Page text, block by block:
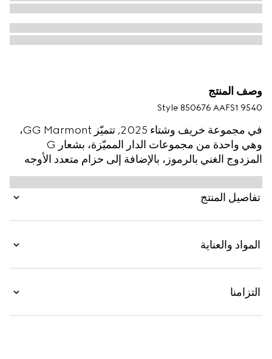
وصف المنتج
Style ‎850676 AAFS1 9540
في مجموعة خريف وشتاء 2025, تتميّز GG Marmont،
وهي واحدة من مجموعات الدار المميّزة، بشعار G
المزدوج الغني بالرموز، بالإضافة إلى حزام متعدد الأوجه
على شكل سلسلة وتصميم هيكلي ليّن. صُنع هذا التصميم
من جلد مبطن ناعم وخفيف الوزن بتصميم شيفرون ويأتي
مع قطعة معدنية وسلسلة مطليتَين بالمينا بلون موحّد.
تفاصيل المنتج
المواد والعناية
التزامنا